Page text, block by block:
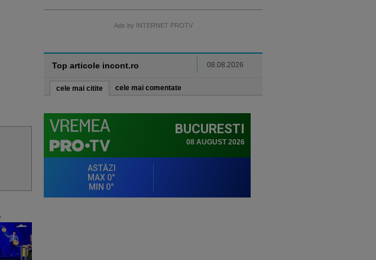
Ads by INTERNET PROTV
Top articole incont.ro 08.08.2026
cele mai citite cele mai comentate